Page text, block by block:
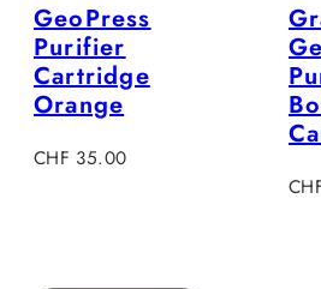
GeoPress
Purifier
Cartridge
Orange
Regulärer
CHF 35.00